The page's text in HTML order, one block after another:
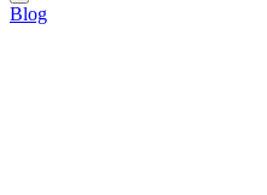
Blog